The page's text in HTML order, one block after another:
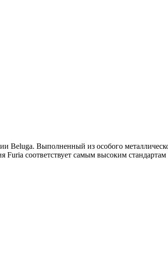
Выполненный из особого
Furia соответствует самым высоким